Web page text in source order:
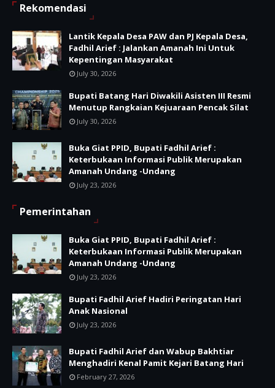
Rekomendasi
Lantik Kepala Desa PAW dan PJ Kepala Desa,
Fadhil Arief : Jalankan Amanah Ini Untuk
Kepentingan Masyarakat
July 30, 2026
Bupati Batang Hari Diwakili Asisten III Resmi
Menutup Rangkaian Kejuaraan Pencak Silat
July 30, 2026
Buka Giat PPID, Bupati Fadhil Arief :
Keterbukaan Informasi Publik Merupakan
Amanah Undang -Undang
July 23, 2026
Pemerintahan
Buka Giat PPID, Bupati Fadhil Arief :
Keterbukaan Informasi Publik Merupakan
Amanah Undang -Undang
July 23, 2026
Bupati Fadhil Arief Hadiri Peringatan Hari
Anak Nasional
July 23, 2026
Bupati Fadhil Arief dan Wabup Bakhtiar
Menghadiri Kenal Pamit Kejari Batang Hari
February 27, 2026